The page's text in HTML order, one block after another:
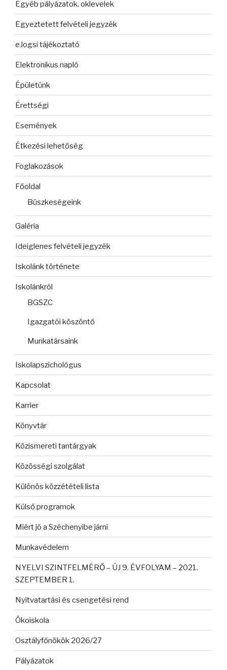
Egyéb pályázatok, oklevelek
Egyeztetett felvételi jegyzék
eJogsi tájékoztató
Elektronikus napló
Épületünk
Érettségi
Események
Étkezési lehetőség
Foglakozások
Főoldal
Büszkeségeink
Galéria
Ideiglenes felvételi jegyzék
Iskolánk története
Iskolánkról
BGSZC
Igazgatói köszöntő
Munkatársaink
Iskolapszichológus
Kapcsolat
Karrier
Könyvtár
Közismereti tantárgyak
Közösségi szolgálat
Különös közzétételi lista
Külső programok
Miért jó a Széchenyibe járni
Munkavédelem
NYELVI SZINTFELMÉRŐ – ÚJ 9. ÉVFOLYAM – 2021.
SZEPTEMBER 1.
Nyitvatartási és csengetési rend
Ökoiskola
Osztályfőnökök 2026/27
Pályázatok